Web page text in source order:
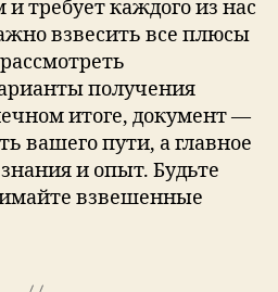
требует каждого из нас
взвесить все плюсы
получения
итоге, документ —
вашего пути, а главное
и опыт. Будьте
взвешенные